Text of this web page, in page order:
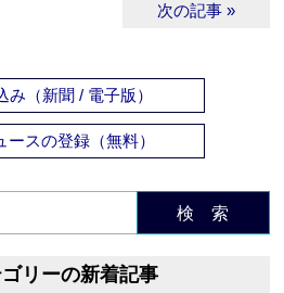
次の記事 »
み（新聞 / 電子版）
ースの登録（無料）
検 索
リーの新着記事